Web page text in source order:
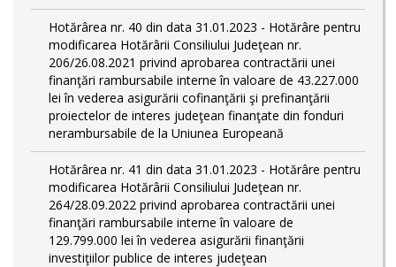
Hotărârea nr. 40 din data 31.01.2023 - Hotărâre pentru
modificarea Hotărârii Consiliului Judeţean nr.
206/26.08.2021 privind aprobarea contractării unei
finanţări rambursabile interne în valoare de 43.227.000
lei în vederea asigurării cofinanţării şi prefinanţării
proiectelor de interes judeţean finanţate din fonduri
nerambursabile de la Uniunea Europeană
Hotărârea nr. 41 din data 31.01.2023 - Hotărâre pentru
modificarea Hotărârii Consiliului Judeţean nr.
264/28.09.2022 privind aprobarea contractării unei
finanţări rambursabile interne în valoare de
129.799.000 lei în vederea asigurării finanţării
investiţiilor publice de interes judeţean